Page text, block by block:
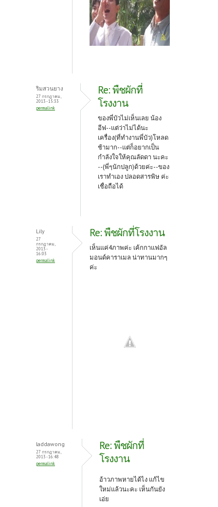
ริมสวนยาง
27 กรกฎาคม,
2013 - 15:33
permalink
Re: พืชผักที่
โรงงาน
ของพี่บัวไม่เห็นเลย น้อง
อีฟ--แต่ว่าไม่ได้นะ
เครื่อง(ที่ทำงานพี่บัว)โหลด
ช้ามาก--แต่ก็อยากเป็น
กำลังใจให้คุณลัดดา นะคะ
--(พี่ๆนักปลูก)ด้วยค่ะ--ของ
เราทำเอง ปลอดสารพิษ ค่ะ
เชื่อถือได้
Lily
27
กรกฎาคม,
2013 -
16:03
permalink
Re: พืชผักที่โรงงาน
เห็นแค่4ภาพค่ะ เค้กกาแฟอัล
มอนด์คาราเมล น่าทานมากๆ
ค่ะ
laddawong
27 กรกฎาคม,
2013 - 16:48
permalink
Re: พืชผักที่
โรงงาน
อ้าวภาพหายได้ไง แก้ไข
ใหม่แล้วนะคะ เห็นกันยัง
เอ่ย